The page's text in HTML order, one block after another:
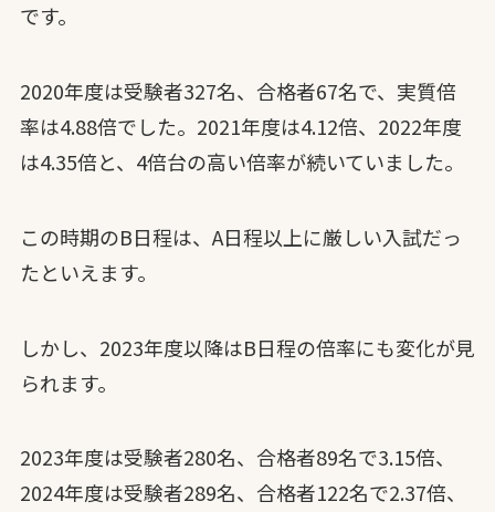
です。
2020年度は受験者327名、合格者67名で、実質倍
率は4.88倍でした。2021年度は4.12倍、2022年度
は4.35倍と、4倍台の高い倍率が続いていました。
この時期のB日程は、A日程以上に厳しい入試だっ
たといえます。
しかし、2023年度以降はB日程の倍率にも変化が見
られます。
2023年度は受験者280名、合格者89名で3.15倍、
2024年度は受験者289名、合格者122名で2.37倍、